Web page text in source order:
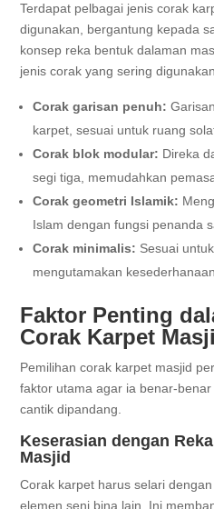
Terdapat pelbagai jenis corak
digunakan, bergantung kepada
konsep reka bentuk dalaman
jenis corak yang sering
Corak garisan penuh:
karpet, sesuai untuk ruang
Corak blok modular: Direka
segi tiga, memudahkan
Corak geometri Islamik:
Islam dengan fungsi penanda
Corak minimalis: Sesuai
mengutamakan
Faktor Penting
Corak Karpet
Pemilihan corak karpet masjid
faktor utama agar ia benar-
cantik dipandang.
Keserasian dengan
Masjid
Corak karpet harus selari
elemen seni bina lain. Ini